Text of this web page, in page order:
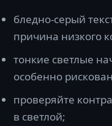
бледно-серый
причина низкого
тонкие светлые
особенно
проверяйте
в светлой;